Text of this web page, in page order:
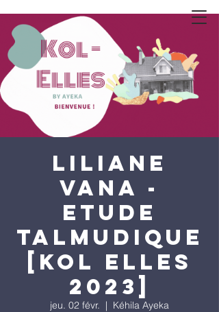
Liliane
Vana -
Etude
talmudique
[KOL ELLES
2023]
jeu. 02 févr.
  |
Kéhila Ayeka